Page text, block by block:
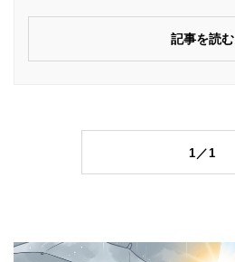
記事を読む
1／1